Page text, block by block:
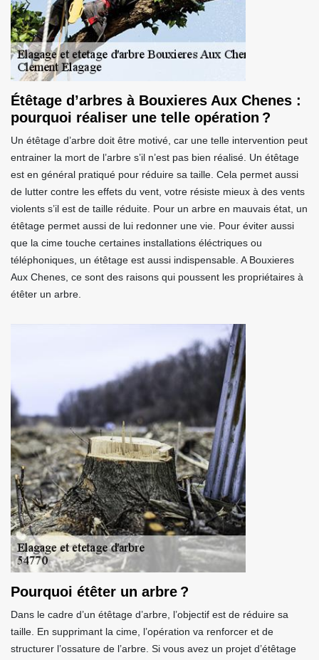
Étêtage d’arbres à Bouxieres Aux Chenes :
pourquoi réaliser une telle opération ?
Un étêtage d’arbre doit être motivé, car une telle intervention peut
entrainer la mort de l’arbre s’il n’est pas bien réalisé. Un étêtage
est en général pratiqué pour réduire sa taille. Cela permet aussi
de lutter contre les effets du vent, votre résiste mieux à des vents
violents s’il est de taille réduite. Pour un arbre en mauvais état, un
étêtage permet aussi de lui redonner une vie. Pour éviter aussi
que la cime touche certaines installations éléctriques ou
téléphoniques, un étêtage est aussi indispensable. A Bouxieres
Aux Chenes, ce sont des raisons qui poussent les propriétaires à
étêter un arbre.
Pourquoi étêter un arbre ?
Dans le cadre d’un étêtage d’arbre, l’objectif est de réduire sa
taille. En supprimant la cime, l’opération va renforcer et de
structurer l’ossature de l’arbre. Si vous avez un projet d’étêtage